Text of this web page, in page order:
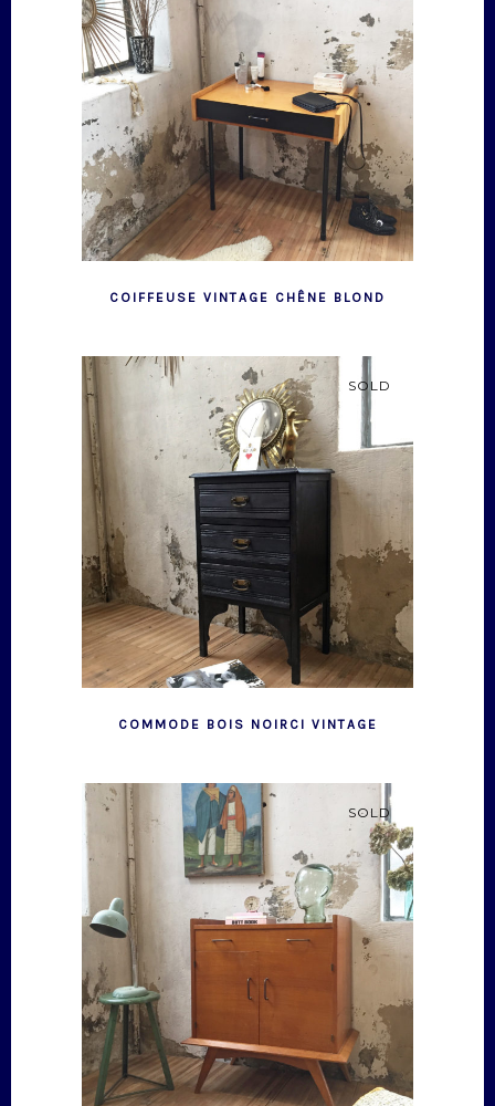
COIFFEUSE VINTAGE CHÊNE BLOND
SOLD
COMMODE BOIS NOIRCI VINTAGE
SOLD